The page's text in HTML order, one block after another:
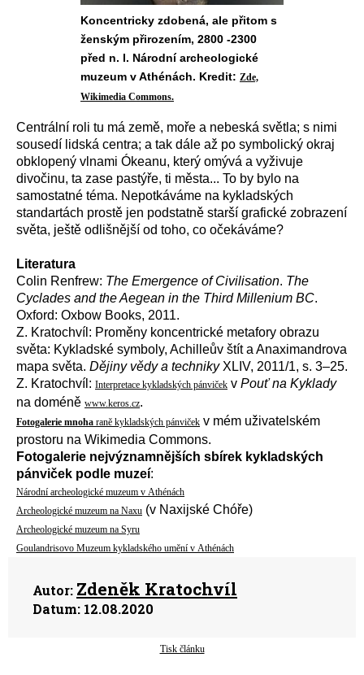
Koncentricky zdobená, ale přitom s
ženským přirozením, 2800 -2300
před n. l. Národní archeologické
muzeum v Athénách. Kredit: Zde,
Wikimedia Commons.
Centrální roli tu má země, moře a nebeská světla; s nimi
sousedí lidská centra; a tak dále až po symbolický okraj
obklopený vlnami Ókeanu, který omývá a vyživuje
divočinu, ta zase pastýře, ti města... To by bylo na
samostatné téma. Nepotkáváme na kykladských
standartách prostě jen podstatně starší grafické zobrazení
světa, ještě odlišnější od toho, co očekáváme?
Literatura
Colin Renfrew: The Emergence of Civilisation. The
Cyclades and the Aegean in the Third Millenium BC.
Oxford: Oxbow Books, 2011.
Z. Kratochvíl: Proměny koncentrické metafory obrazu
světa: Kykladské symboly, Achilleův štít a Anaximandrova
mapa světa. Dějiny vědy a technikyXLIV, 2011/1, s. 3–25.
Z. Kratochvíl: Interpretace kykladských pánviček v Pouť na Kyklady
na doméně www.keros.cz.
Fotogalerie mnoha raně kykladských pánviček v mém uživatelském
prostoru na Wikimedia Commons.
Fotogalerie nejvýznamnějších sbírek kykladských
pánviček podle muzeí:
Národní archeologické muzeum v Athénách
Archeologické muzeum na Naxu (v Naxijské Chóře)
Archeologické muzeum na Syru
Goulandrisovo Muzeum kykladského umění v Athénách
Autor: Zdeněk Kratochvíl
Datum: 12.08.2020
Tisk článku